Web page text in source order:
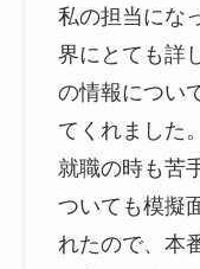
私の担当にな
界にとても詳
の情報につい
てくれました。
就職の時も苦
ついても模擬
れたので、本